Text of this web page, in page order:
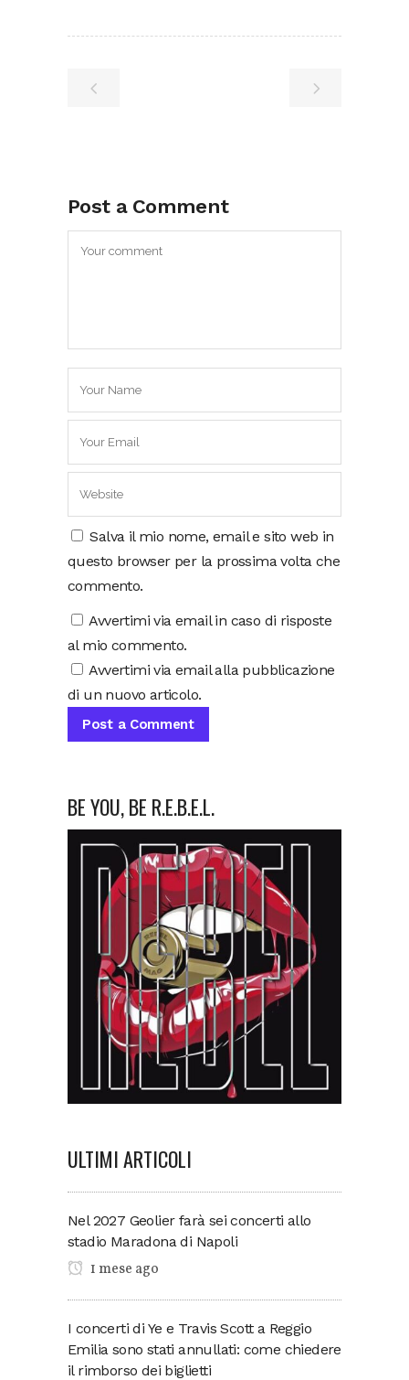
Post a Comment
Salva il mio nome, email e sito web in
questo browser per la prossima volta che
commento.
Avvertimi via email in caso di risposte
al mio commento.
Avvertimi via email alla pubblicazione
di un nuovo articolo.
BE YOU, BE R.E.B.E.L.
ULTIMI ARTICOLI
Nel 2027 Geolier farà sei concerti allo
stadio Maradona di Napoli
1 mese ago
I concerti di Ye e Travis Scott a Reggio
Emilia sono stati annullati: come chiedere
il rimborso dei biglietti